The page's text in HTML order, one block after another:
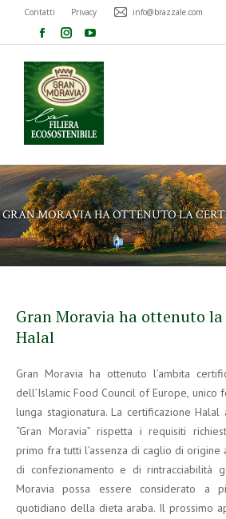
Contatti Privacy info@brazzale.com
GRAN MORAVIA HA OTTENUTO LA
Gran Moravia ha ottenuto
Halal
Gran Moravia ha ottenuto l’ambita
dell’Islamic Food Council of Europe, unico
lunga stagionatura. La certificazione
“Gran Moravia” rispetta i requisiti
primo fra tutti l’assenza di caglio di origine
di confezionamento e di rintracciabilità
Moravia possa essere considerato a
quotidiano della dieta araba. Il prossimo